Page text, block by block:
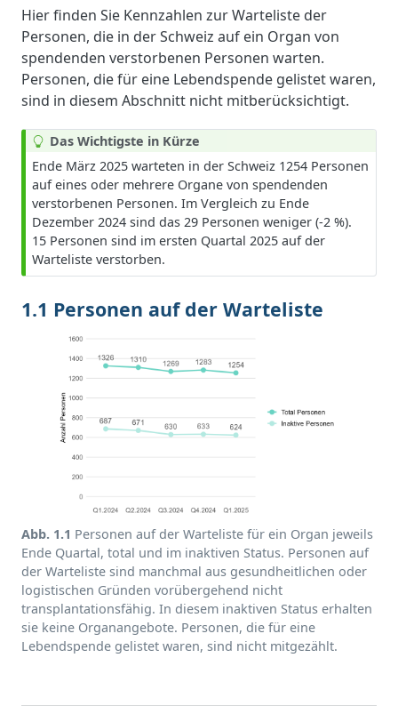
Hier finden Sie Kennzahlen zur Warteliste der
Personen, die in der Schweiz auf ein Organ von
spendenden verstorbenen Personen warten.
Personen, die für eine Lebendspende gelistet waren,
sind in diesem Abschnitt nicht mitberücksichtigt.
T
p
Das Wichtigste in Kürze
Ende März 2025 warteten in der Schweiz 1254 Personen
auf eines oder mehrere Organe von spendenden
verstorbenen Personen. Im Vergleich zu Ende
Dezember 2024 sind das 29 Personen weniger (-2 %).
15 Personen sind im ersten Quartal 2025 auf der
Warteliste verstorben.
1.1 Personen auf der Warteliste
Abb. 1.1 Personen auf der Warteliste für ein Organ jeweils
Ende Quartal, total und im inaktiven Status. Personen auf
der Warteliste sind manchmal aus gesundheitlichen oder
logistischen Gründen vorübergehend nicht
transplantationsfähig. In diesem inaktiven Status erhalten
sie keine Organangebote. Personen, die für eine
Lebendspende gelistet waren, sind nicht mitgezählt.